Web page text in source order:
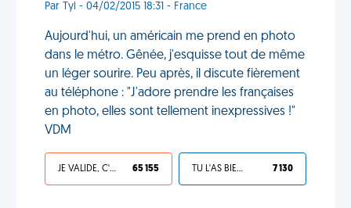
Par Tyl - 04/02/2015 18:31 - France
Aujourd'hui, un américain me prend en photo
dans le métro. Gênée, j'esquisse tout de même
un léger sourire. Peu après, il discute fièrement
au téléphone : "J'adore prendre les françaises
en photo, elles sont tellement inexpressives !"
VDM
JE VALIDE, C'EST UNE VDM 65 155 TU L'AS BIEN MÉRITÉ 7 130